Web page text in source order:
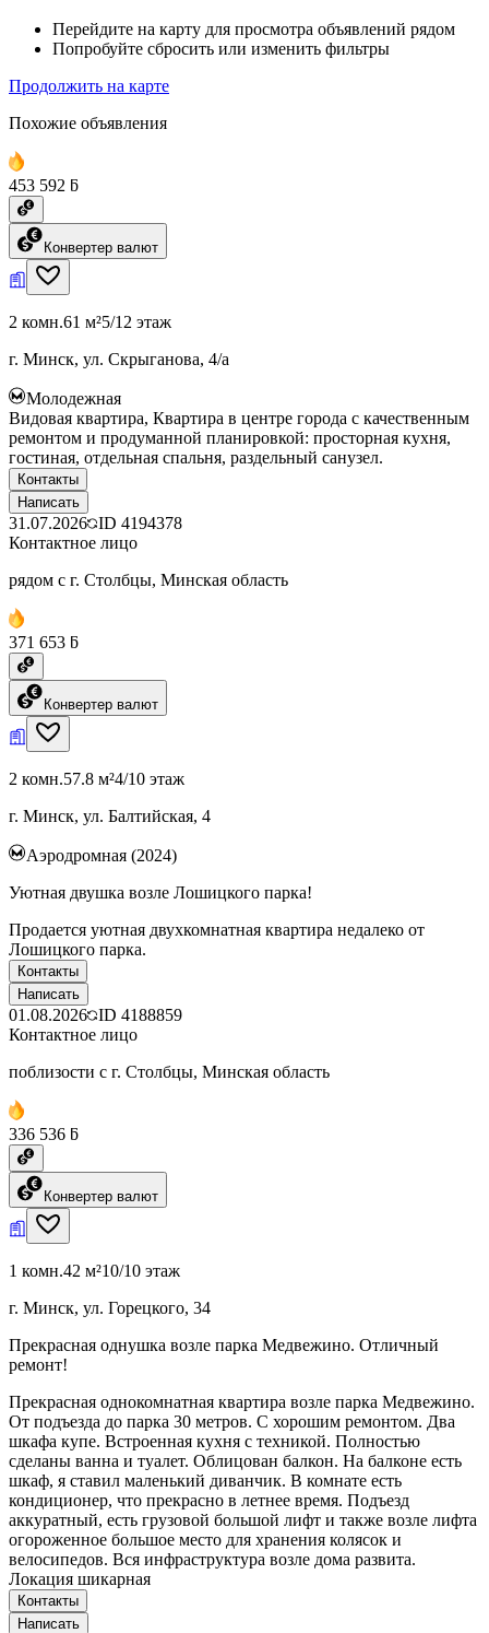
Перейдите на карту для просмотра объявлений рядом
Попробуйте сбросить или изменить фильтры
Продолжить на карте
Похожие объявления
453 592 ƃ
Конвертер валют
2 комн.61 м²5/12 этаж
г. Минск, ул. Скрыганова, 4/а
Молодежная
Видовая квартира, Квартира в центре города с качественным
ремонтом и продуманной планировкой: просторная кухня,
гостиная, отдельная спальня, раздельный санузел.
Контакты
Написать
31.07.2026 ID 4194378
Контактное лицо
рядом с г. Столбцы, Минская область
371 653 ƃ
Конвертер валют
2 комн.57.8 м²4/10 этаж
г. Минск, ул. Балтийская, 4
Аэродромная (2024)
Уютная двушка возле Лошицкого парка!
Продается уютная двухкомнатная квартира недалеко от
Лошицкого парка.
Контакты
Написать
01.08.2026 ID 4188859
Контактное лицо
поблизости с г. Столбцы, Минская область
336 536 ƃ
Конвертер валют
1 комн.42 м²10/10 этаж
г. Минск, ул. Горецкого, 34
Прекрасная однушка возле парка Медвежино. Отличный
ремонт!
Прекрасная однокомнатная квартира возле парка Медвежино.
От подъезда до парка 30 метров. С хорошим ремонтом. Два
шкафа купе. Встроенная кухня с техникой. Полностью
сделаны ванна и туалет. Облицован балкон. На балконе есть
шкаф, я ставил маленький диванчик. В комнате есть
кондиционер, что прекрасно в летнее время. Подъезд
аккуратный, есть грузовой большой лифт и также возле лифта
огороженное большое место для хранения колясок и
велосипедов. Вся инфраструктура возле дома развита.
Локация шикарная
Контакты
Написать